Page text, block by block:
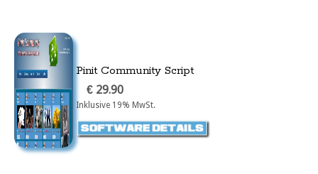
Pinit Community Script
€ 29.90
Inklusive 19% MwSt.